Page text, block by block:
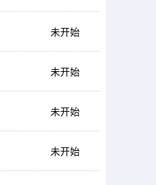
未开始
未开始
未开始
未开始